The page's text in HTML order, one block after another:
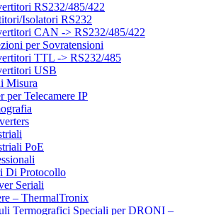
RS232/485/422
Isolatori RS232
CAN -> RS232/485/422
per Sovratensioni
TTL -> RS232/485
USB
Misura
per Telecamere IP
PoE
Di Protocollo
Seriali
– ThermalTronix
Termografici Speciali per DRONI –